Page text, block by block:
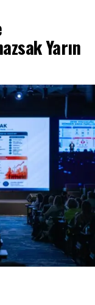
Yeni Yaris Cross
Yarın